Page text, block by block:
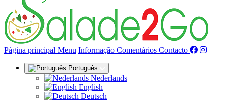
Página principal (actual)
Menu Informação Comentários Contacto
Português
Nederlands
English
Deutsch